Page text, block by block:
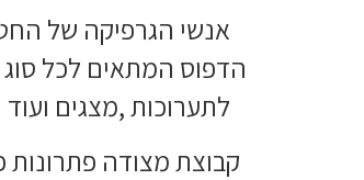
אנשי הגרפיקה של
הדפוס המתאים לכל
לתערוכות ,מצגים
קבוצת מצודה פתרונות